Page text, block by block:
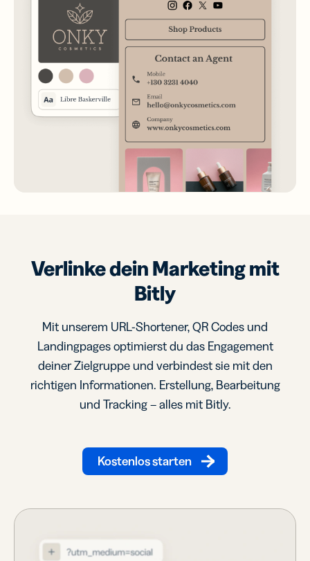
Verlinke dein Marketing mit
Bitly
Mit unserem URL-Shortener, QR Codes und
Landingpages optimierst du das Engagement
deiner Zielgruppe und verbindest sie mit den
richtigen Informationen. Erstellung, Bearbeitung
und Tracking – alles mit Bitly.
Kostenlos starten